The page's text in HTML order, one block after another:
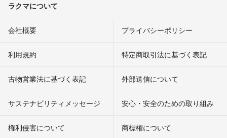
ラクマについて
会社概要 プライバシーポリシー
利用規約 特定商取引法に基づく表記
古物営業法に基づく表記 外部送信について
サステナビリティメッセージ 安心・安全のための取り組み
権利侵害について
商標権について